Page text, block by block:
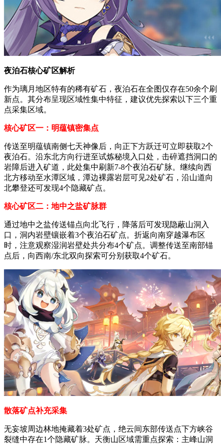
夜泊石核心矿区解析
作为璃月地区特有的稀有矿石，夜泊石在全图仅存在50余个刷
新点。其分布呈现区域性集中特征，建议优先探索以下三个重
点采集区域。
核心矿区一：明蕴镇密集点
传送至明蕴镇南侧七天神像后，向正下方跃迁可立即获取2个
夜泊石。沿东北方向行进至试炼秘境入口处，击碎遮挡洞口的
岩障后进入矿道，此处集中刷新7-8个夜泊石矿脉。继续向西
北方移动至水潭区域，潭边裸露岩层可见2处矿石，沿山道向
北攀登还可发现4个隐藏矿点。
核心矿区二：地中之盐矿脉群
通过地中之盐传送锚点向北飞行，降落后可发现隐蔽山洞入
口，洞内岩壁镶嵌着3个夜泊石矿点。折返向南穿越瀑布区
时，注意观察湿润岩壁处共分布4个矿点。调整传送至南部锚
点后，向西南/东北双向探索可分别获取4个矿石。
散落矿点补充采集
无妄坡周边林地掩藏着3处矿点，绝云间东部传送点下方峡谷
裂缝中存在1个隐藏矿脉。天衡山区域需重点探索：主峰山洞